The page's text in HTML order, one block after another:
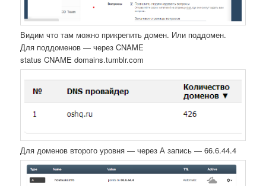
Видим что там можно прикрепить домен. Или поддомен.
Для поддоменов — через CNAME
status CNAME domains.tumblr.com
Для доменов второго уровня — через А запись — 66.6.44.4